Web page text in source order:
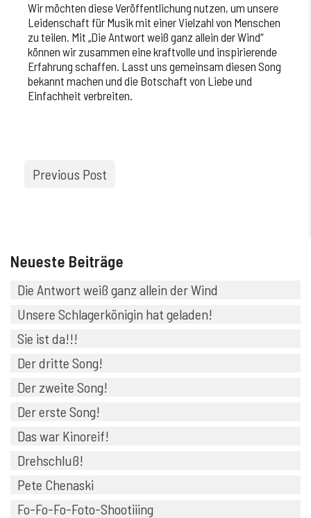
Wir möchten diese Veröffentlichung nutzen, um unsere
Leidenschaft für Musik mit einer Vielzahl von Menschen
zu teilen. Mit „Die Antwort weiß ganz allein der Wind“
können wir zusammen eine kraftvolle und inspirierende
Erfahrung schaffen. Lasst uns gemeinsam diesen Song
bekannt machen und die Botschaft von Liebe und
Einfachheit verbreiten.
Previous Post
Neueste Beiträge
Die Antwort weiß ganz allein der Wind
Unsere Schlagerkönigin hat geladen!
Sie ist da!!!
Der dritte Song!
Der zweite Song!
Der erste Song!
Das war Kinoreif!
Drehschluß!
Pete Chenaski
Fo-Fo-Fo-Foto-Shootiiing